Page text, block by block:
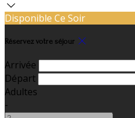
Disponible Ce Soir
Réservez votre séjour
Arrivée
Départ
Adultes
-